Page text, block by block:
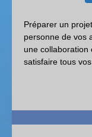
Préparer un
personne de vos
une collaboration
satisfaire tous